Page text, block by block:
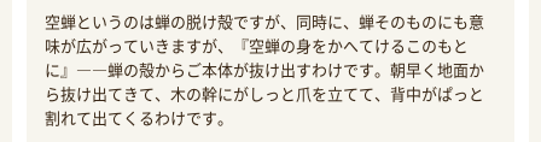
空蝉というのは蝉の脱け殻ですが、同時に、蝉そのものにも意
味が広がっていきますが、『空蝉の身をかへてけるこのもと
に』――蝉の殻からご本体が抜け出すわけです。朝早く地面か
ら抜け出てきて、木の幹にがしっと爪を立てて、背中がぱっと
割れて出てくるわけです。